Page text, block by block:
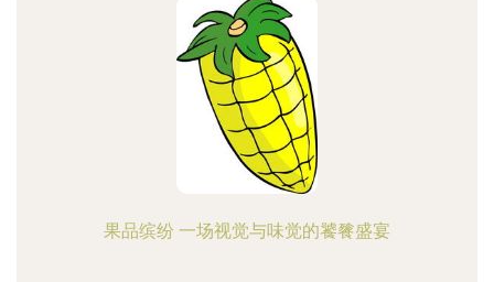
果品缤纷 一场视觉与味觉的饕餮盛宴